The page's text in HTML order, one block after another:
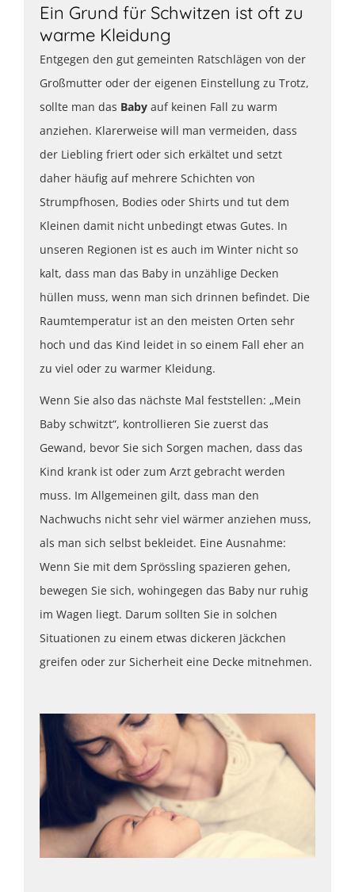
Ein Grund für Schwitzen ist oft zu
warme Kleidung
Entgegen den gut gemeinten Ratschlägen von der
Großmutter oder der eigenen Einstellung zu Trotz,
sollte man das Baby auf keinen Fall zu warm
anziehen. Klarerweise will man vermeiden, dass
der Liebling friert oder sich erkältet und setzt
daher häufig auf mehrere Schichten von
Strumpfhosen, Bodies oder Shirts und tut dem
Kleinen damit nicht unbedingt etwas Gutes. In
unseren Regionen ist es auch im Winter nicht so
kalt, dass man das Baby in unzählige Decken
hüllen muss, wenn man sich drinnen befindet. Die
Raumtemperatur ist an den meisten Orten sehr
hoch und das Kind leidet in so einem Fall eher an
zu viel oder zu warmer Kleidung.
Wenn Sie also das nächste Mal feststellen: „Mein
Baby schwitzt“, kontrollieren Sie zuerst das
Gewand, bevor Sie sich Sorgen machen, dass das
Kind krank ist oder zum Arzt gebracht werden
muss. Im Allgemeinen gilt, dass man den
Nachwuchs nicht sehr viel wärmer anziehen muss,
als man sich selbst bekleidet. Eine Ausnahme:
Wenn Sie mit dem Sprössling spazieren gehen,
bewegen Sie sich, wohingegen das Baby nur ruhig
im Wagen liegt. Darum sollten Sie in solchen
Situationen zu einem etwas dickeren Jäckchen
greifen oder zur Sicherheit eine Decke mitnehmen.